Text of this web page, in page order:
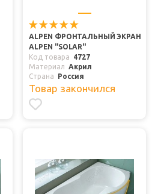
ALPEN ФРОНТАЛЬНЫЙ ЭКРАН
ALPEN "SOLAR"
Код товара
4727
Материал
Акрил
Страна
Россия
Товар закончился